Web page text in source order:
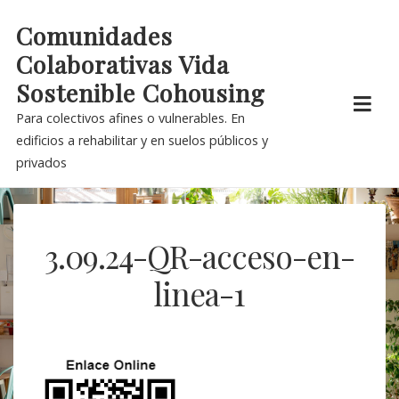
content
Comunidades
Colaborativas Vida
Sostenible Cohousing
Para colectivos afines o vulnerables. En
edificios a rehabilitar y en suelos públicos y
privados
3.09.24-QR-acceso-en-
linea-1